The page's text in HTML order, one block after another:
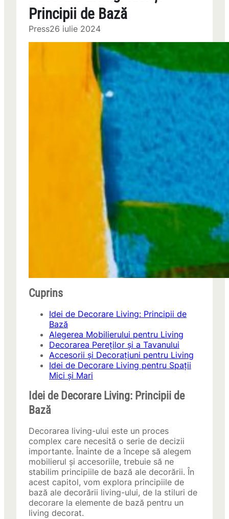
Principii de Bază
Press26 iulie 2024
Cuprins
Idei de Decorare Living: Principii de
Bază
Alegerea Mobilierului pentru Living
Decorarea Pereților și a Tavanului
Accesorii și Decorațiuni pentru Living
Idei de Decorare Living pentru Spații
Mici și Mari
Idei de Decorare Living: Principii de
Bază
Decorarea living-ului este un proces
complex care necesită o serie de decizii
importante. Înainte de a începe să alegem
mobilierul și accesoriile, trebuie să ne
stabilim principiile de bază ale decorării. În
acest capitol, vom explora principiile de
bază ale decorării living-ului, de la stiluri de
decorare la elemente de bază pentru un
living decorat.